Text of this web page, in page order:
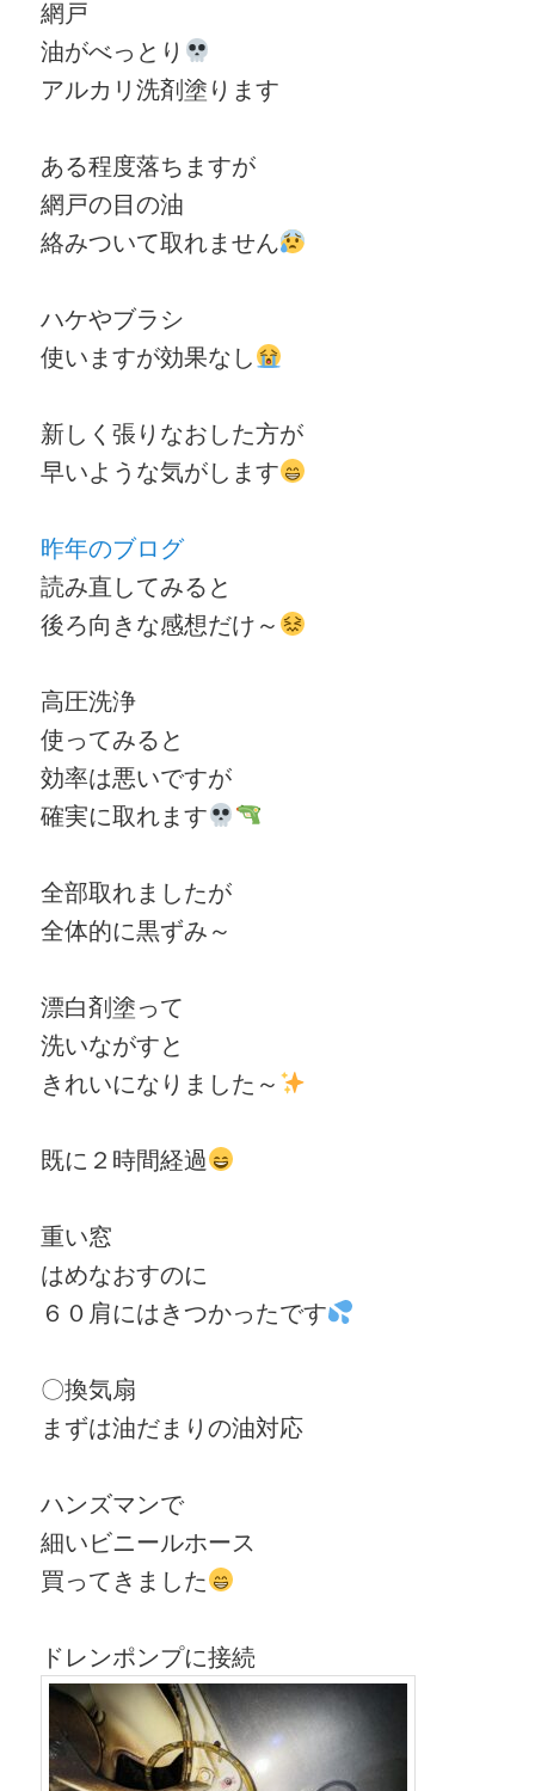
網戸
油がべっとり
アルカリ洗剤塗ります
ある程度落ちますが
網戸の目の油
絡みついて取れません
ハケやブラシ
使いますが効果なし
新しく張りなおした方が
早いような気がします
昨年のブログ
読み直してみると
後ろ向きな感想だけ～
高圧洗浄
使ってみると
効率は悪いですが
確実に取れます
全部取れましたが
全体的に黒ずみ～
漂白剤塗って
洗いながすと
きれいになりました～
既に２時間経過
重い窓
はめなおすのに
６０肩にはきつかったです
〇換気扇
まずは油だまりの油対応
ハンズマンで
細いビニールホース
買ってきました
ドレンポンプに接続